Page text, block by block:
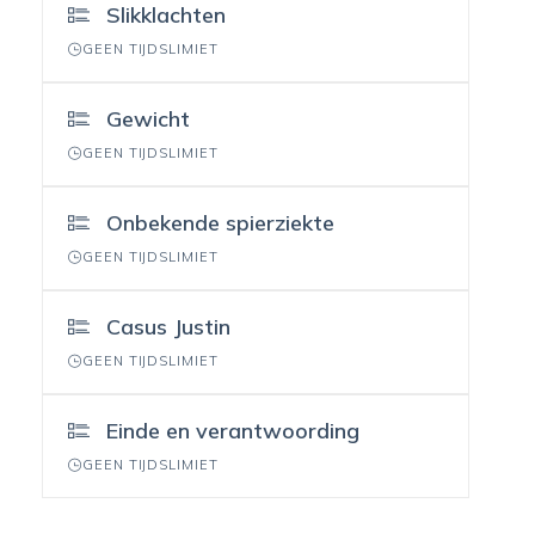
Slikklachten
GEEN TIJDSLIMIET
Gewicht
GEEN TIJDSLIMIET
Onbekende spierziekte
GEEN TIJDSLIMIET
Casus Justin
GEEN TIJDSLIMIET
Einde en verantwoording
GEEN TIJDSLIMIET